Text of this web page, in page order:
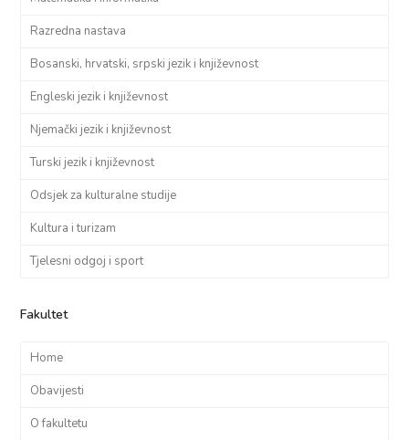
Razredna nastava
Bosanski, hrvatski, srpski jezik i književnost
Engleski jezik i književnost
Njemački jezik i književnost
Turski jezik i književnost
Odsjek za kulturalne studije
Kultura i turizam
Tjelesni odgoj i sport
Fakultet
Home
Obavijesti
O fakultetu